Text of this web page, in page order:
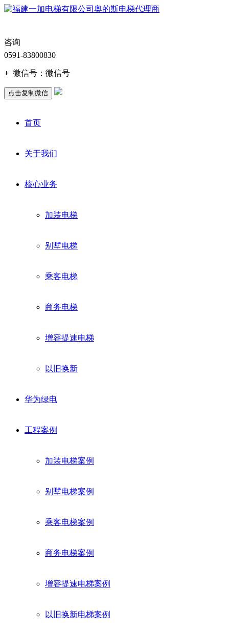
咨询
0591-83800830
+ 微信号： 微信号
点击复制微信
首页
关于我们
核心业务
加装电梯
别墅电梯
乘客电梯
商务电梯
增容提速电梯
以旧换新
华为绿电
工程案例
加装电梯案例
别墅电梯案例
乘客电梯案例
商务电梯案例
增容提速电梯案例
以旧换新电梯案例